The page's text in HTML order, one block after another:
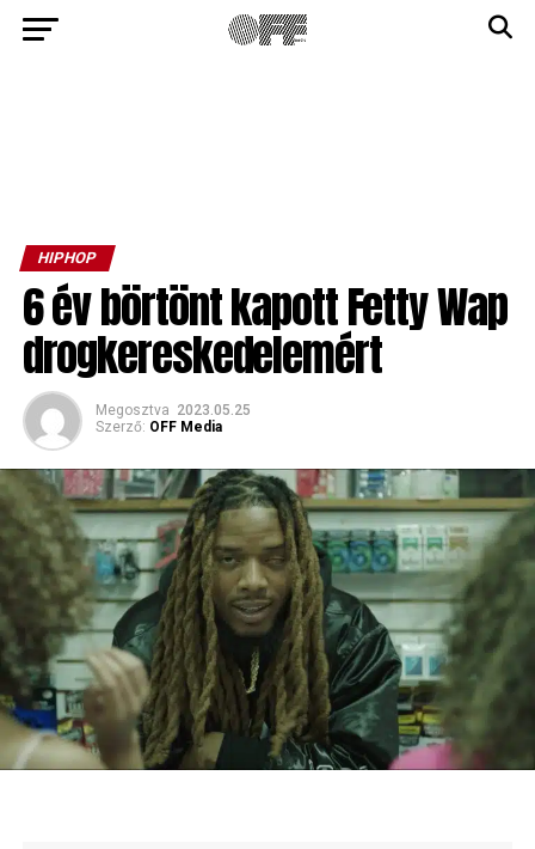
HIPHOP
6 év börtönt kapott Fetty Wap
drogkereskedelemért
Megosztva 2023.05.25
Szerző: OFF Media